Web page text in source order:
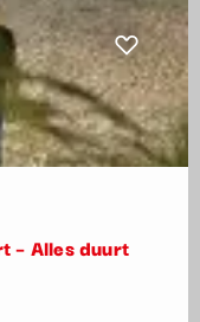
– Alles duurt